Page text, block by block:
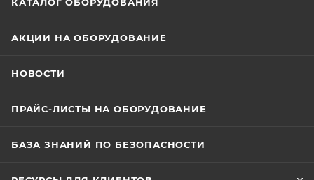
КАТАЛОГ ОБОРУДОВАНИЯ
АКЦИИ НА ОБОРУДОВАНИЕ
НОВОСТИ
ПРАЙС-ЛИСТЫ НА ОБОРУДОВАНИЕ
БАЗА ЗНАНИЙ ПО БЕЗОПАСНОСТИ